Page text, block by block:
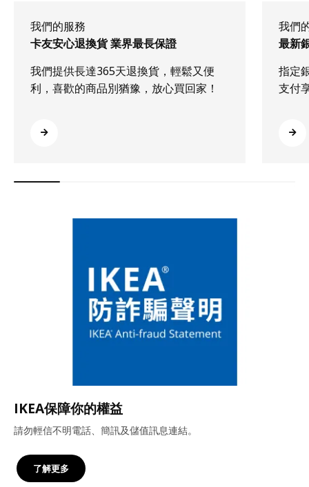
我們的服務
卡友安心退換貨 業界最長保證
我們提供長達365天退換貨，輕鬆又便
利，喜歡的商品別猶豫，放心買回家！
我們
最新
指定
支付
IKEA保障你的權益
請勿輕信不明電話、簡訊及儲值訊息連結。
了解更多